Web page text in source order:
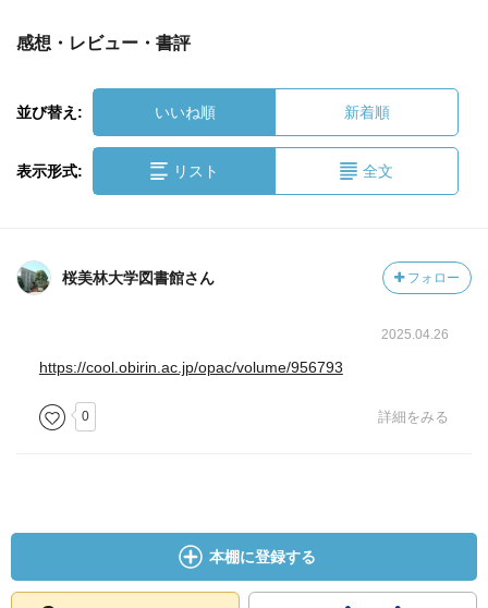
感想・レビュー・書評
並び替え: いいね順 新着順
表示形式: リスト 全文
桜美林大学図書館さん フォロー
2025.04.26
https://cool.obirin.ac.jp/opac/volume/956793
0 詳細をみる
本棚に登録する